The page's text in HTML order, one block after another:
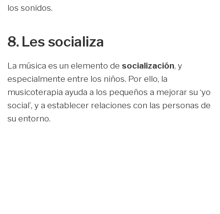
los sonidos.
8. Les socializa
La música es un elemento de socialización, y
especialmente entre los niños. Por ello, la
musicoterapia ayuda a los pequeños a mejorar su ‘yo
social’, y a establecer relaciones con las personas de
su entorno.